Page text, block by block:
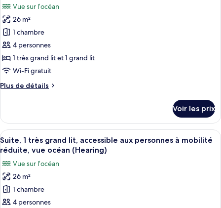
à
mobilité
réduite,
vue
océan
(Roll-
In
très
grand
lit,
accessible
personnes
à
réduite,
In
Shower)
photos
pour
ce
type
de
chambre :
plusieurs
aux
personnes
à
mobilité
réduite,
vue
océan
(Hearing)
Vue sur l’océan
26 m²
1 chambre
4 personnes
1 très grand lit et 1 grand lit
Wi-Fi gratuit
Plus de détails
Plus
le
type
de
chambre
Chambre,
plusieurs
lits,
accessible
aux
personnes
Voir les prix
Afficher
toutes
photos
pour
ce
type
Un balcon avec vue sur l’océan,
11
Suite, 1 très grand lit, accessible aux personnes à mobilité
réduite, vue océan (Hearing)
Vue sur l’océan
26 m²
1 chambre
4 personnes